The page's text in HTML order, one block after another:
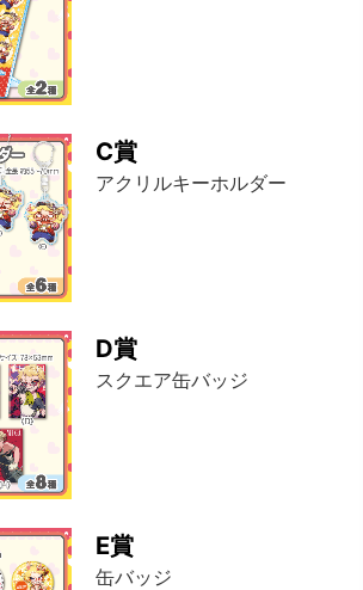
C賞
アクリルキーホルダー
D賞
スクエア缶バッジ
E賞
缶バッジ